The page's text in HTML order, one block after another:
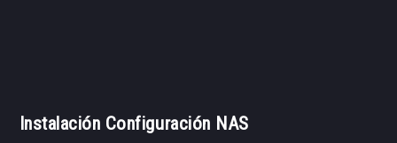
Instalación Configuración NAS